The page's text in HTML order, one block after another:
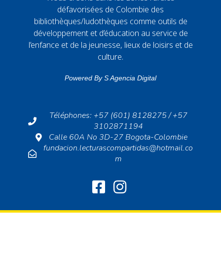
défavorisées de Colombie des
bibliothèques/ludothèques comme outils de
développement et d’éducation au service de
l’enfance et de la jeunesse, lieux de loisirs et de
culture.
Powered ByS Agencia Digital
Téléphones: +57 (601) 8128275 / +57
3102871194
Calle 60A No 3D-27 Bogota-Colombie
fundacion.lecturascompartidas@hotmail.co
m